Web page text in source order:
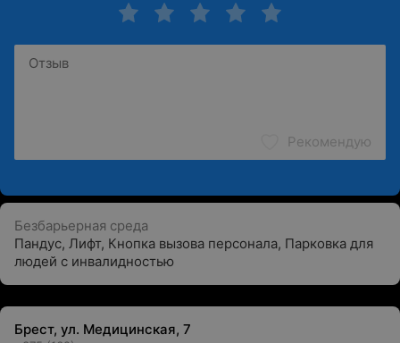
Рекомендую
Безбарьерная среда
Пандус, Лифт, Кнопка вызова персонала, Парковка для
людей с инвалидностью
Брест, ул. Медицинская, 7